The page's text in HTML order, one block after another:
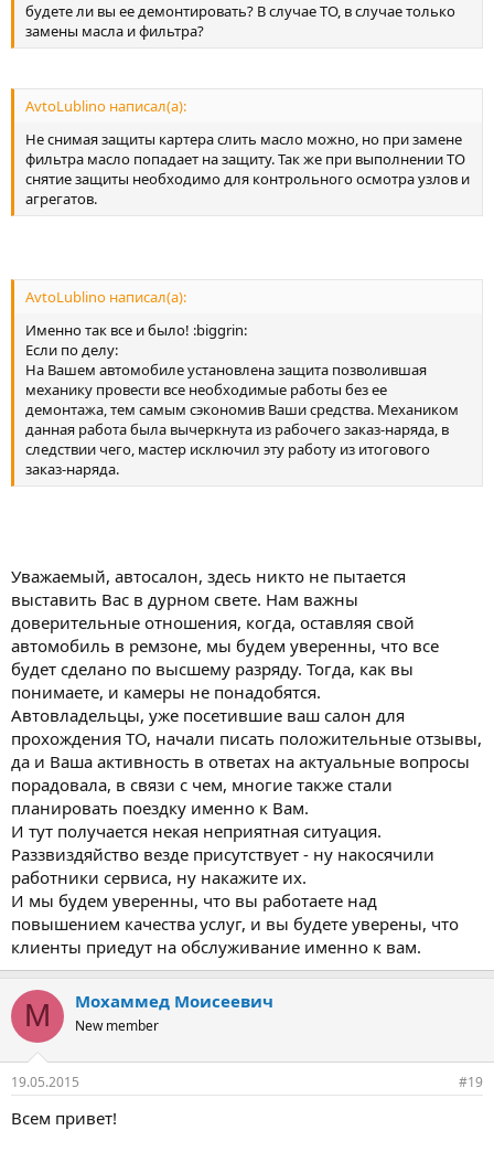
будете ли вы ее демонтировать? В случае ТО, в случае только
замены масла и фильтра?
AvtoLublino написал(а):
Не снимая защиты картера слить масло можно, но при замене
фильтра масло попадает на защиту. Так же при выполнении ТО
снятие защиты необходимо для контрольного осмотра узлов и
агрегатов.
AvtoLublino написал(а):
Именно так все и было! :biggrin:
Если по делу:
На Вашем автомобиле установлена защита позволившая
механику провести все необходимые работы без ее
демонтажа, тем самым сэкономив Ваши средства. Механиком
данная работа была вычеркнута из рабочего заказ-наряда, в
следствии чего, мастер исключил эту работу из итогового
заказ-наряда.
Уважаемый, автосалон, здесь никто не пытается
выставить Вас в дурном свете. Нам важны
доверительные отношения, когда, оставляя свой
автомобиль в ремзоне, мы будем уверенны, что все
будет сделано по высшему разряду. Тогда, как вы
понимаете, и камеры не понадобятся.
Автовладельцы, уже посетившие ваш салон для
прохождения ТО, начали писать положительные отзывы,
да и Ваша активность в ответах на актуальные вопросы
порадовала, в связи с чем, многие также стали
планировать поездку именно к Вам.
И тут получается некая неприятная ситуация.
Раззвиздяйство везде присутствует - ну накосячили
работники сервиса, ну накажите их.
И мы будем уверенны, что вы работаете над
повышением качества услуг, и вы будете уверены, что
клиенты приедут на обслуживание именно к вам.
М Мохаммед Моисеевич
New member
19.05.2015 #19
Всем привет!